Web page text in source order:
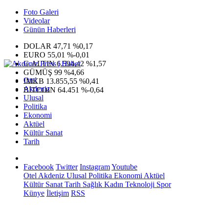
Foto Galeri
Videolar
Günün Haberleri
DOLAR 47,71 %0,17
EURO 55,01 %-0,01
G.ALTIN6.594,42 %1,57
GÜMÜŞ 99 %4,66
IMKB 13.855,55 %0,41
BITCOIN 64.451 %-0,64
Otel
Akdeniz
Ulusal
Politika
Ekonomi
Aktüel
Kültür Sanat
Tarih
Facebook Twitter InstagramYoutube
Otel Akdeniz Ulusal Politika Ekonomi Aktüel
Kültür Sanat Tarih Sağlık Kadın Teknoloji Spor
Künye İletişim RSS